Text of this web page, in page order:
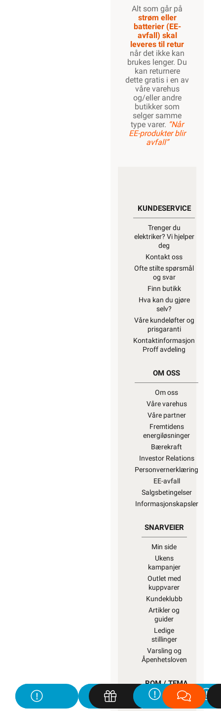
Alt som går på
strøm eller
batterier (EE-
avfall) skal
leveres til retur
når det ikke kan
brukes lenger. Du
kan returnere
dette gratis i en av
våre varehus
og/eller andre
butikker som
selger samme
type varer. “Når
EE-produkter blir
avfall”
KUNDESERVICE
Trenger du
elektriker? Vi hjelper
deg
Kontakt oss
Ofte stilte spørsmål
og svar
Finn butikk
Hva kan du gjøre
selv?
Våre kundeløfter og
prisgaranti
Kontaktinformasjon
Proff avdeling
OM OSS
Om oss
Våre varehus
Våre partner
Fremtidens
energiløsninger
Bærekraft
Investor Relations
Personvernerklæring
EE-avfall
Salgsbetingelser
Informasjonskapsler
SNARVEIER
Min side
Ukens
kampanjer
Outlet med
kuppvarer
Kundeklubb
Artikler og
guider
Ledige
stillinger
Varsling og
Åpenhetsloven
ROM / TEMA
Hyttetorget